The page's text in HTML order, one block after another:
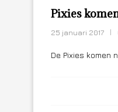
Pixies
25 januari 2017
De Pixies komen